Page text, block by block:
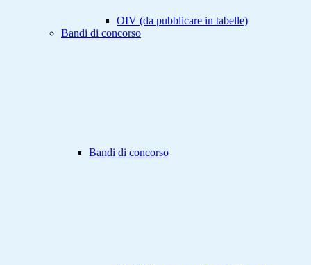
OIV (da pubblicare in tabelle)
Bandi di concorso
Bandi di concorso